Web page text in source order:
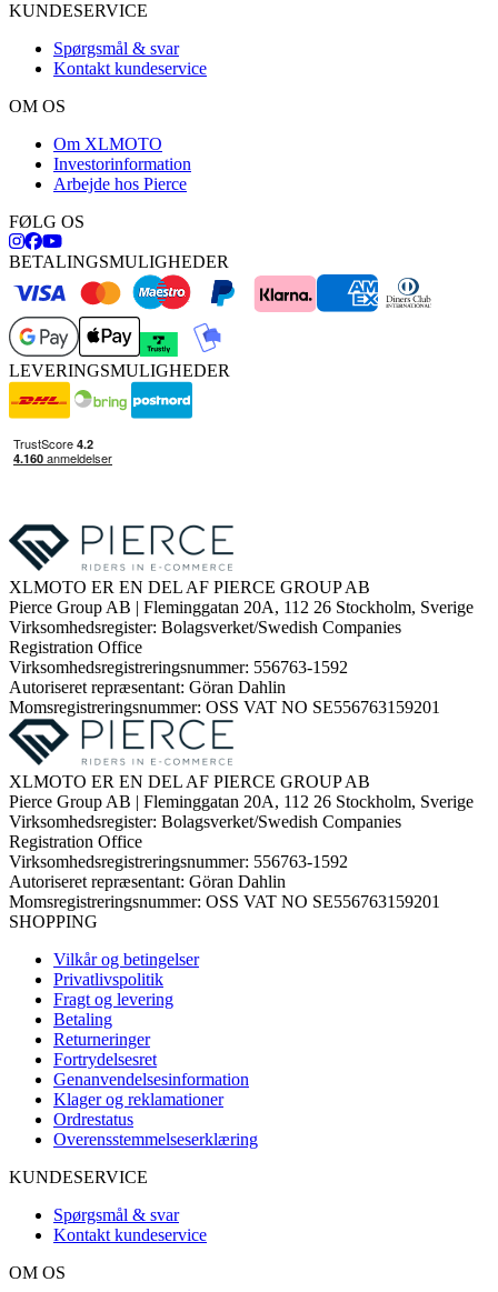
KUNDESERVICE
Spørgsmål & svar
Kontakt kundeservice
OM OS
Om XLMOTO
Investorinformation
Arbejde hos Pierce
FØLG OS
BETALINGSMULIGHEDER
LEVERINGSMULIGHEDER
XLMOTO ER EN DEL AF PIERCE GROUP AB
Pierce Group AB | Fleminggatan 20A, 112 26 Stockholm, Sverige
Virksomhedsregister: Bolagsverket/Swedish Companies
Registration Office
Virksomhedsregistreringsnummer: 556763-1592
Autoriseret repræsentant: Göran Dahlin
Momsregistreringsnummer: OSS VAT NO SE556763159201
XLMOTO ER EN DEL AF PIERCE GROUP AB
Pierce Group AB | Fleminggatan 20A, 112 26 Stockholm, Sverige
Virksomhedsregister: Bolagsverket/Swedish Companies
Registration Office
Virksomhedsregistreringsnummer: 556763-1592
Autoriseret repræsentant: Göran Dahlin
Momsregistreringsnummer: OSS VAT NO SE556763159201
SHOPPING
Vilkår og betingelser
Privatlivspolitik
Fragt og levering
Betaling
Returneringer
Fortrydelsesret
Genanvendelsesinformation
Klager og reklamationer
Ordrestatus
Overensstemmelseserklæring
KUNDESERVICE
Spørgsmål & svar
Kontakt kundeservice
OM OS